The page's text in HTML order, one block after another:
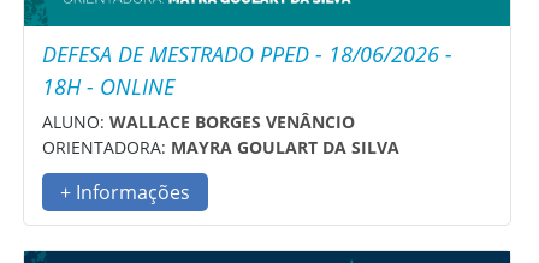
DEFESA DE MESTRADO PPED - 18/06/2026 -
18H - ONLINE
ALUNO: WALLACE BORGES VENÂNCIO
ORIENTADORA: MAYRA GOULART DA SILVA
+ Informações